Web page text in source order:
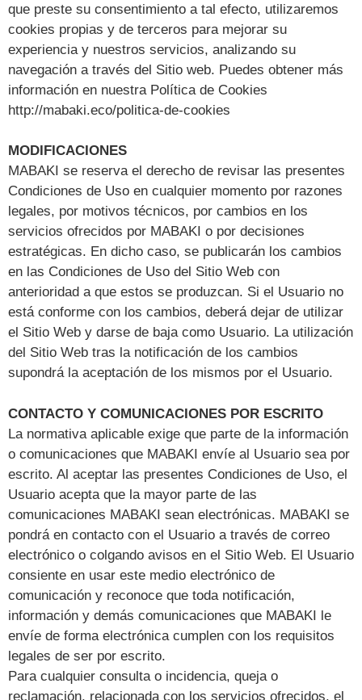
que preste su consentimiento a tal efecto, utilizaremos
cookies propias y de terceros para mejorar su
experiencia y nuestros servicios, analizando su
navegación a través del Sitio web. Puedes obtener más
información en nuestra Política de Cookies
http://mabaki.eco/politica-de-cookies
MODIFICACIONES
MABAKI se reserva el derecho de revisar las presentes
Condiciones de Uso en cualquier momento por razones
legales, por motivos técnicos, por cambios en los
servicios ofrecidos por MABAKI o por decisiones
estratégicas. En dicho caso, se publicarán los cambios
en las Condiciones de Uso del Sitio Web con
anterioridad a que estos se produzcan. Si el Usuario no
está conforme con los cambios, deberá dejar de utilizar
el Sitio Web y darse de baja como Usuario. La utilización
del Sitio Web tras la notificación de los cambios
supondrá la aceptación de los mismos por el Usuario.
CONTACTO Y COMUNICACIONES POR ESCRITO
La normativa aplicable exige que parte de la información
o comunicaciones que MABAKI envíe al Usuario sea por
escrito. Al aceptar las presentes Condiciones de Uso, el
Usuario acepta que la mayor parte de las
comunicaciones MABAKI sean electrónicas. MABAKI se
pondrá en contacto con el Usuario a través de correo
electrónico o colgando avisos en el Sitio Web. El Usuario
consiente en usar este medio electrónico de
comunicación y reconoce que toda notificación,
información y demás comunicaciones que MABAKI le
envíe de forma electrónica cumplen con los requisitos
legales de ser por escrito.
Para cualquier consulta o incidencia, queja o
reclamación, relacionada con los servicios ofrecidos, el